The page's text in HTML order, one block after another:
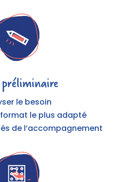
préliminaire
le besoin
le plus adapté
de l’accompagnement